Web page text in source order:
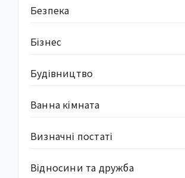
Безпека
Бізнес
Будівництво
Ванна кімната
Визначні постаті
Відносини та дружба